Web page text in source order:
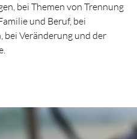
bei Themen von Trennung
und Beruf, bei
bei Veränderung und der